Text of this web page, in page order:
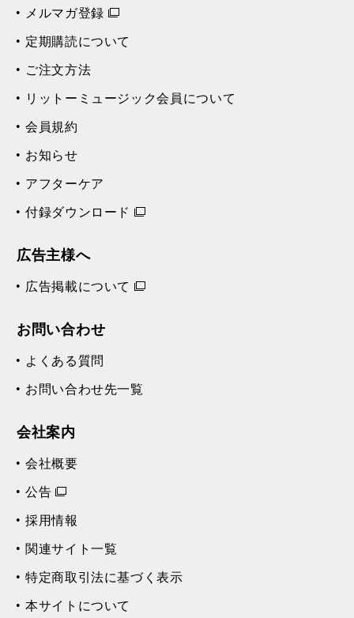
メルマガ登録
定期購読について
ご注文方法
リットーミュージック会員について
会員規約
お知らせ
アフターケア
付録ダウンロード
広告主様へ
広告掲載について
お問い合わせ
よくある質問
お問い合わせ先一覧
会社案内
会社概要
公告
採用情報
関連サイト一覧
特定商取引法に基づく表示
本サイトについて